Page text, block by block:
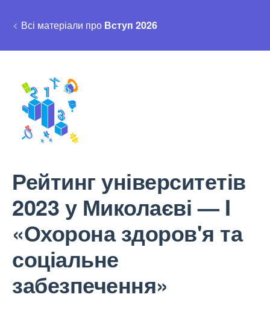
Всі матеріали про Вступ 2026
Рейтинг університетів
2023 у Миколаєві — I
«Охорона здоров'я та
соціальне
забезпечення»